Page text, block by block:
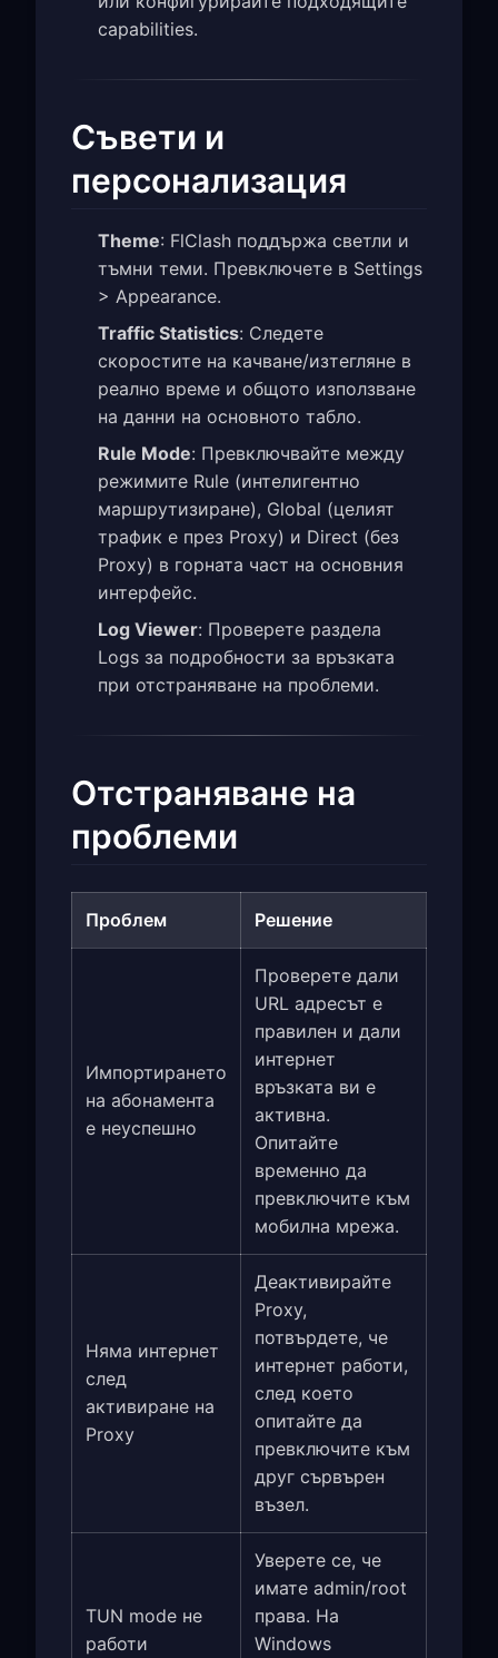
capabilities.
Съвети и
персонализация
Theme: FlClash поддържа светли и
тъмни теми. Превключете в Settings
> Appearance.
Traffic Statistics: Следете
скоростите на качване/изтегляне в
реално време и общото използване
на данни на основното табло.
Rule Mode: Превключвайте между
режимите Rule (интелигентно
маршрутизиране), Global (целият
трафик е през Proxy) и Direct (без
Proxy) в горната част на основния
интерфейс.
Log Viewer: Проверете раздела
Logs за подробности за връзката
при отстраняване на проблеми.
Отстраняване на
проблеми
Проблем Решение
Импортирането
на абонамента
е неуспешно
Проверете дали
URL адресът е
правилен и дали
интернет
връзката ви е
активна.
Опитайте
временно да
превключите към
мобилна мрежа.
Няма интернет
след
активиране на
Proxy
Деактивирайте
Proxy,
потвърдете, че
интернет работи,
след което
опитайте да
превключите към
друг сървърен
възел.
TUN mode не
работи
Уверете се, че
имате admin/root
права. На
Windows